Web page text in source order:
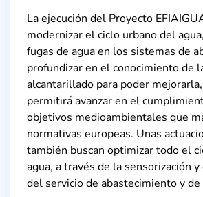
La ejecución del Proyecto
modernizar el ciclo urbano del
fugas de agua en los sistemas de
profundizar en el conocimiento de
alcantarillado para poder
permitirá avanzar en el
objetivos medioambientales que
normativas europeas. Unas
también buscan optimizar todo el
agua, a través de la sensorización
del servicio de abastecimiento y